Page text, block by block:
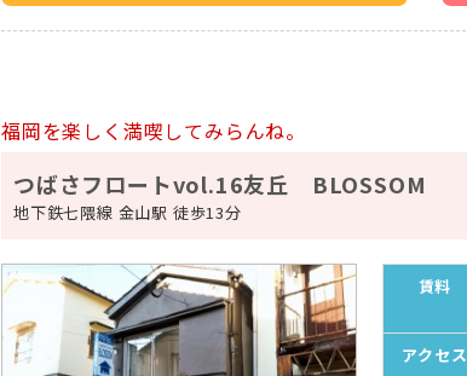
福岡を楽しく満喫してみらんね。
つばさフロートvol.16友丘 BLOSSOM
地下鉄七隈線 金山駅 徒歩13分
賃料
アクセス